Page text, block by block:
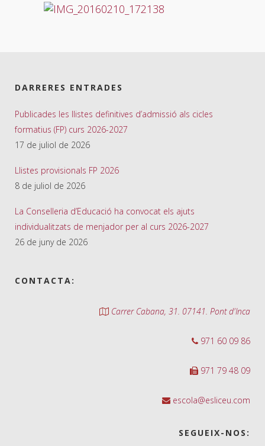
DARRERES ENTRADES
Publicades les llistes definitives d’admissió als cicles
formatius (FP) curs 2026-2027
17 de juliol de 2026
Llistes provisionals FP 2026
8 de juliol de 2026
La Conselleria d’Educació ha convocat els ajuts
individualitzats de menjador per al curs 2026-2027
26 de juny de 2026
CONTACTA:
Carrer Cabana, 31. 07141. Pont d'Inca
971 60 09 86
971 79 48 09
escola@esliceu.com
SEGUEIX-NOS: